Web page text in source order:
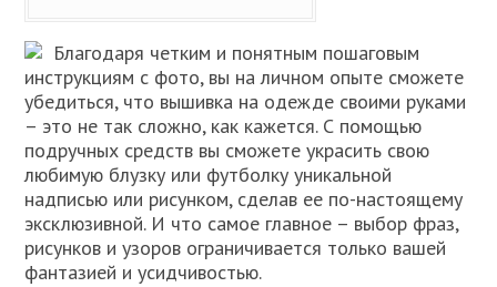
Благодаря четким и понятным пошаговым
инструкциям с фото, вы на личном опыте сможете
убедиться, что вышивка на одежде своими руками
– это не так сложно, как кажется. С помощью
подручных средств вы сможете украсить свою
любимую блузку или футболку уникальной
надписью или рисунком, сделав ее по-настоящему
эксклюзивной. И что самое главное – выбор фраз,
рисунков и узоров ограничивается только вашей
фантазией и усидчивостью.